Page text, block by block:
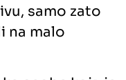
samo zato
na malo